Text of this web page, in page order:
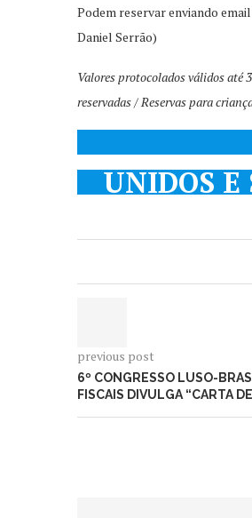
Podem reservar enviando
Daniel Serrão)
Valores protocolados válidos até
reservadas / Reservas para
UNIDOS E
previous post
6º CONGRESSO LUSO-
FISCAIS DIVULGA “CARTA